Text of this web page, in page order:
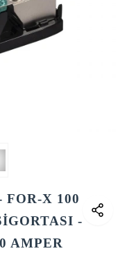
FOR-X 100
-
AMPER